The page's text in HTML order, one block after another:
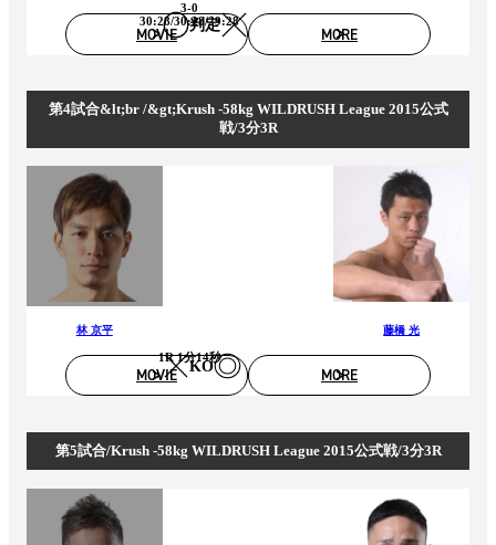
判定
3-0
30:28/30:28/29:28
MOVIE MORE
第4試合&lt;br /&gt;Krush -58kg WILDRUSH League 2015公式
戦/3分3R
林 京平
KO
1R 1分14秒
藤橋 光
MOVIE MORE
第5試合/Krush -58kg WILDRUSH League 2015公式戦/3分3R